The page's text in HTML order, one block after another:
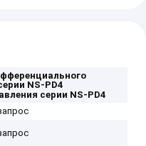
NS-PD4
серии NS-PD4